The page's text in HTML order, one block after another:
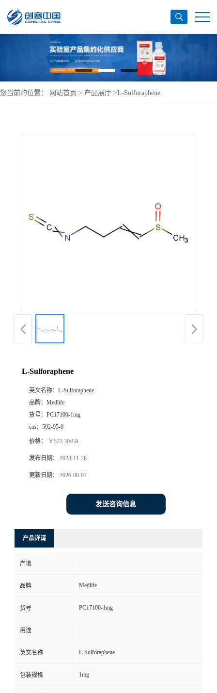
您当前的位置： 网站首页 > 产品展厅 >L-Sulforaphene
L-Sulforaphene
英文名称： L-Sulforaphene
品牌： Medlife
货号： PC17100-1mg
cas： 592-95-0
价格： ￥573.30/EA
发布日期： 2023-11-28
更新日期： 2026-08-07
发送咨询信息
产品详请
产地
品牌 Medlife
货号 PC17100-1mg
用途
英文名称 L-Sulforaphene
包装规格 1mg